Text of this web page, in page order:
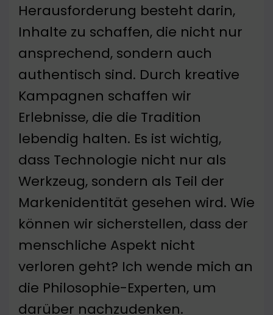
Herausforderung besteht darin,
Inhalte zu schaffen, die nicht nur
ansprechend, sondern auch
authentisch sind. Durch kreative
Kampagnen schaffen wir
Erlebnisse, die die Tradition
lebendig halten. Es ist wichtig,
dass Technologie nicht nur als
Werkzeug, sondern als Teil der
Markenidentität gesehen wird. Wie
können wir sicherstellen, dass der
menschliche Aspekt nicht
verloren geht? Ich wende mich an
die Philosophie-Experten, um
darüber nachzudenken.